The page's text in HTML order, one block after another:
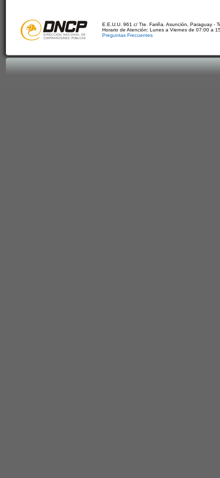
E.E.U.U. 961 c/ Tte. Fariña. Asunción, Paraguay -
Horario de Atención: Lunes a Viernes de 07:00 a
Preguntas Frecuentes